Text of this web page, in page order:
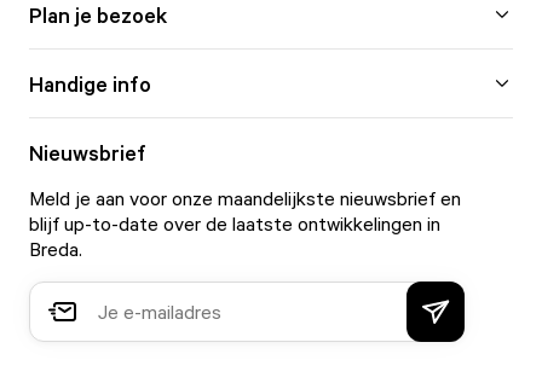
Plan je bezoek
Handige info
Nieuwsbrief
Meld je aan voor onze maandelijkste nieuwsbrief en
blijf up-to-date over de laatste ontwikkelingen in
Breda.